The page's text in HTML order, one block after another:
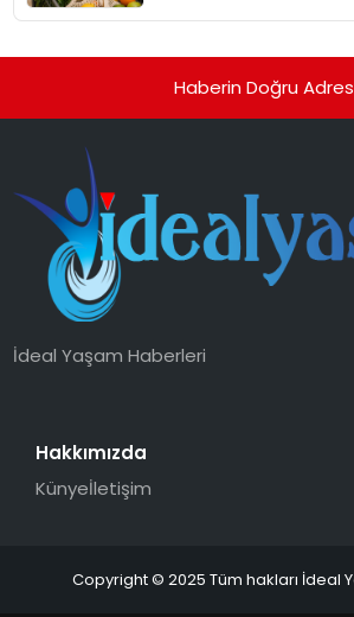
Haberin Doğru
İdeal Yaşam Haberleri
Hakkımızda
Künyeİletişim
Copyright © 2025 Tüm hakları İdeal